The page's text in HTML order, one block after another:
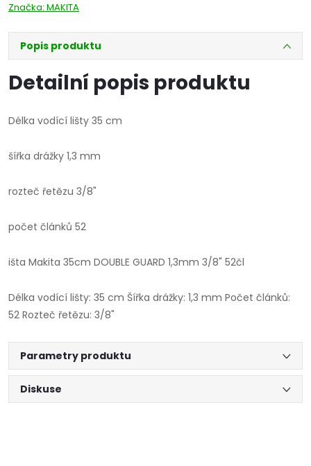
Značka: MAKITA
Popis produktu
Detailní popis produktu
Délka vodící lišty 35 cm
šířka drážky 1,3 mm
rozteč řetězu 3/8"
počet článků 52
išta Makita 35cm DOUBLE GUARD 1,3mm 3/8" 52čl
Délka vodící lišty: 35 cm Šířka drážky: 1,3 mm Počet článků:
52 Rozteč řetězu: 3/8"
Parametry produktu
Diskuse